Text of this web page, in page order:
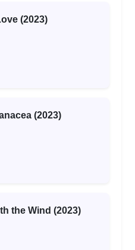
(2023)
(2023)
the Wind (2023)